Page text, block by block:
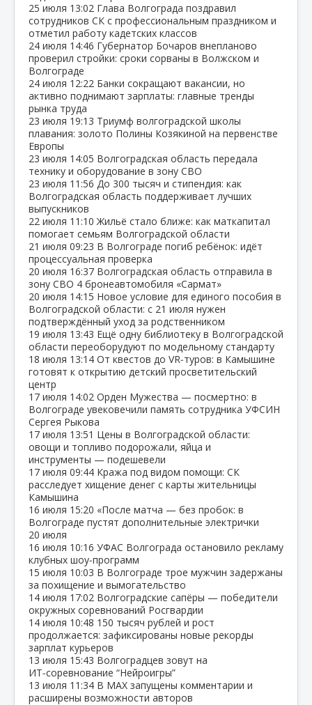
25 июля 13:02 Глава Волгограда поздравил
сотрудников СК с профессиональным праздником и
отметил работу кадетских классов
24 июля 14:46 Губернатор Бочаров внепланово
проверил стройки: сроки сорваны в Волжском и
Волгограде
24 июля 12:22 Банки сокращают вакансии, но
активно поднимают зарплаты: главные тренды
рынка труда
23 июля 19:13 Триумф волгоградской школы
плавания: золото Полины Козякиной на первенстве
Европы
23 июля 14:05 Волгоградская область передала
технику и оборудование в зону СВО
23 июля 11:56 До 300 тысяч и стипендия: как
Волгоградская область поддерживает лучших
выпускников
22 июля 11:10 Жильё стало ближе: как маткапитал
помогает семьям Волгоградской области
21 июля 09:23 В Волгограде погиб ребёнок: идёт
процессуальная проверка
20 июля 16:37 Волгоградская область отправила в
зону СВО 4 бронеавтомобиля «Сармат»
20 июля 14:15 Новое условие для единого пособия в
Волгоградской области: с 21 июля нужен
подтверждённый уход за родственником
19 июля 13:43 Ещё одну библиотеку в Волгоградской
области переоборудуют по модельному стандарту
18 июля 13:14 От квестов до VR‑туров: в Камышине
готовят к открытию детский просветительский
центр
17 июля 14:02 Орден Мужества — посмертно: в
Волгограде увековечили память сотрудника УФСИН
Сергея Рыкова
17 июля 13:51 Цены в Волгоградской области:
овощи и топливо подорожали, яйца и
инструменты — подешевели
17 июля 09:44 Кража под видом помощи: СК
расследует хищение денег с карты жительницы
Камышина
16 июля 15:20 «После матча — без пробок: в
Волгограде пустят дополнительные электрички
20 июля
16 июля 10:16 УФАС Волгограда остановило рекламу
клубных шоу‑программ
15 июля 10:03 В Волгограде трое мужчин задержаны
за похищение и вымогательство
14 июля 17:02 Волгоградские сапёры — победители
окружных соревнований Росгвардии
14 июля 10:48 150 тысяч рублей и рост
продолжается: зафиксированы новые рекорды
зарплат курьеров
13 июля 15:43 Волгоградцев зовут на
ИТ‑соревнование “Нейроигры”
13 июля 11:34 В МАХ запущены комментарии и
расширены возможности авторов